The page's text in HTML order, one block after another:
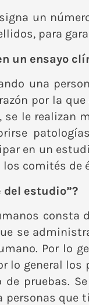
un
para
un ensayo
una
por la que
se le realizan
en un
comités de
del estudio”?
consta
se
Por lo
lo general
pruebas.
que